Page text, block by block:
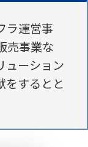
ラ運営事
売事業な
ューション
をするとと